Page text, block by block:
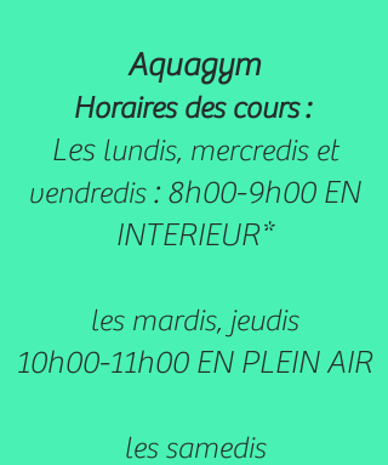
Aquagym
Horaires des cours :
Les lundis, mercredis et
vendredis : 8h00-9h00 EN
INTERIEUR*
les mardis, jeudis
10h00-11h00 EN PLEIN AIR
les samedis